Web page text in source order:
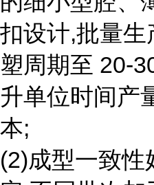
扣设计,批量生
塑周期至 20-
升单位时间产
本;
(2)成型一致性